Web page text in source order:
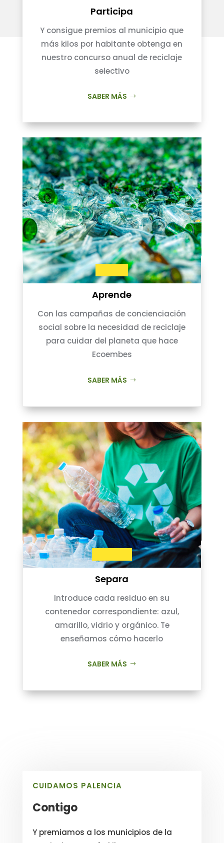
Participa
Y consigue premios al municipio que
más kilos por habitante obtenga en
nuestro concurso anual de reciclaje
selectivo
SABER MÁS
Aprende
Con las campañas de concienciación
social sobre la necesidad de reciclaje
para cuidar del planeta que hace
Ecoembes
SABER MÁS
Separa
Introduce cada residuo en su
contenedor correspondiente: azul,
amarillo, vidrio y orgánico. Te
enseñamos cómo hacerlo
SABER MÁS
CUIDAMOS PALENCIA
Contigo
Y premiamos a los municipios de la